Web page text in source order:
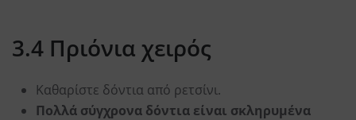
3.4 Πριόνια χειρός
Καθαρίστε δόντια από ρετσίνι.
Πολλά σύγχρονα δόντια είναι σκληρυμένα